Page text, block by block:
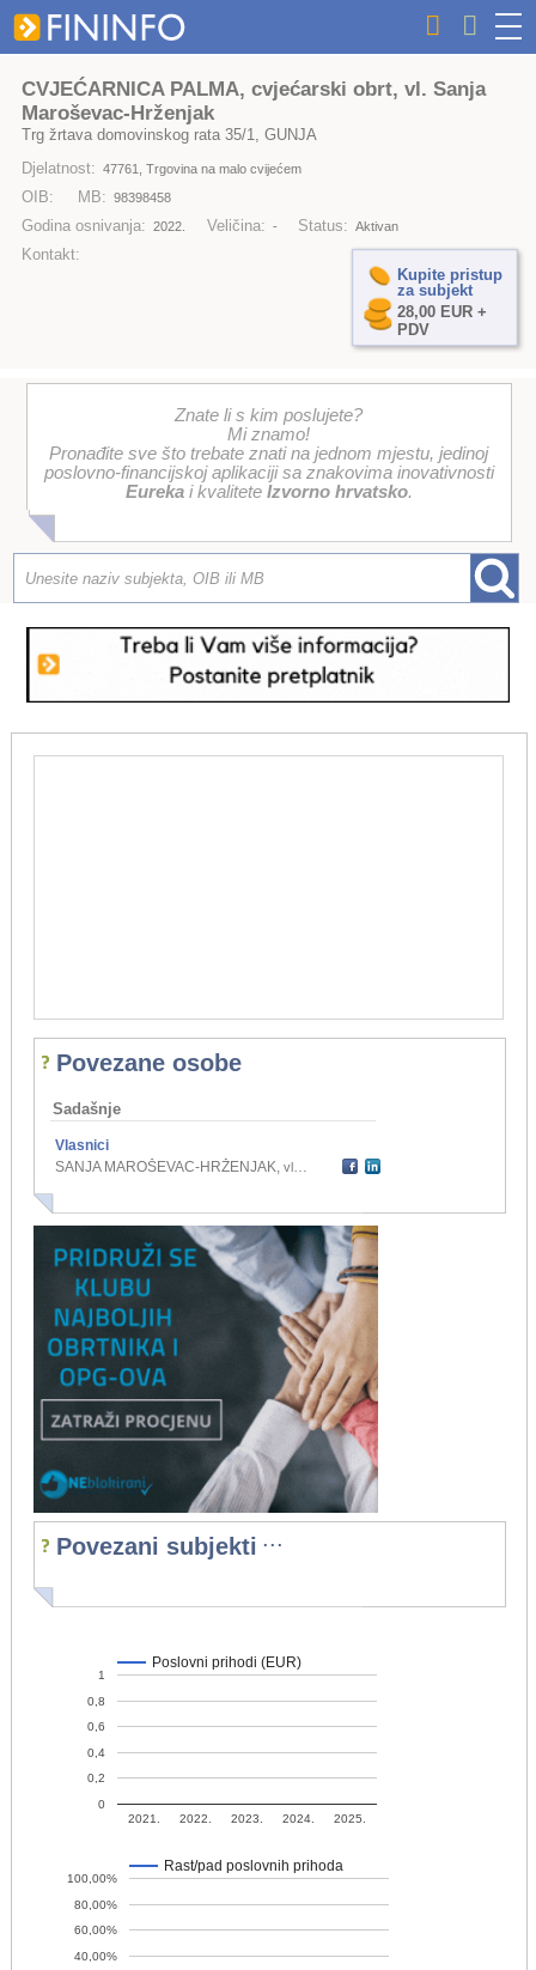
CVJEĆARNICA PALMA, cvjećarski obrt, vl. Sanja
Maroševac-Hrženjak
Trg žrtava domovinskog rata 35/1, GUNJA
Djelatnost: 47761, Trgovina na malo cvijećem
OIB: MB: 98398458
Godina osnivanja: 2022. Veličina: - Status: Aktivan
Kontakt:
Kupite pristup
za subjekt
28,00 EUR +
PDV
Znate li s kim poslujete?
Mi znamo!
Pronađite sve što trebate znati na jednom mjestu, jedinoj
poslovno-financijskoj aplikaciji sa znakovima inovativnosti
Eurekai kvalitete Izvorno hrvatsko.
Povezane osobe
Sadašnje
Vlasnici
SANJA MAROŠEVAC-HRŽENJAK, vlasnik
Povezani subjekti ...
Poslovni prihodi (EUR)
2021. 2022. 2023. 2024. 2025.
0
0,2
0,4
0,6
0,8
1
Rast/pad poslovnih prihoda
40,00%
60,00%
80,00%
100,00%